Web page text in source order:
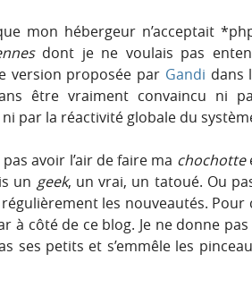
mon hébergeur n’acceptait
dont je ne voulais pas
version proposée par Gandi dans
être vraiment convaincu ni
par la réactivité globale du
avoir l’air de faire ma chochotte
un geek, un vrai, un tatoué. Ou
les nouveautés. Pour
à côté de ce blog. Je ne donne pas
ses petits et s’emmêle les